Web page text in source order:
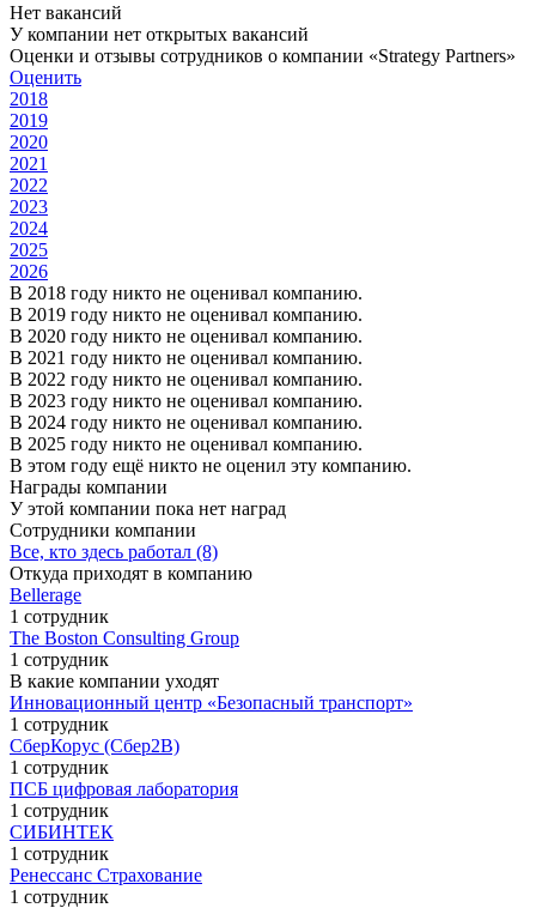
Нет вакансий
У компании нет открытых вакансий
Оценки и отзывы сотрудников о компании «Strategy Partners»
Оценить
2018
2019
2020
2021
2022
2023
2024
2025
2026
В 2018 году никто не оценивал компанию.
В 2019 году никто не оценивал компанию.
В 2020 году никто не оценивал компанию.
В 2021 году никто не оценивал компанию.
В 2022 году никто не оценивал компанию.
В 2023 году никто не оценивал компанию.
В 2024 году никто не оценивал компанию.
В 2025 году никто не оценивал компанию.
В этом году ещё никто не оценил эту компанию.
Награды компании
У этой компании пока нет наград
Сотрудники компании
Все, кто здесь работал (8)
Откуда приходят в компанию
Bellerage
1 сотрудник
The Boston Consulting Group
1 сотрудник
В какие компании уходят
Инновационный центр «Безопасный транспорт»
1 сотрудник
СберКорус (Сбер2B)
1 сотрудник
ПСБ цифровая лаборатория
1 сотрудник
СИБИНТЕК
1 сотрудник
Ренессанс Страхование
1 сотрудник